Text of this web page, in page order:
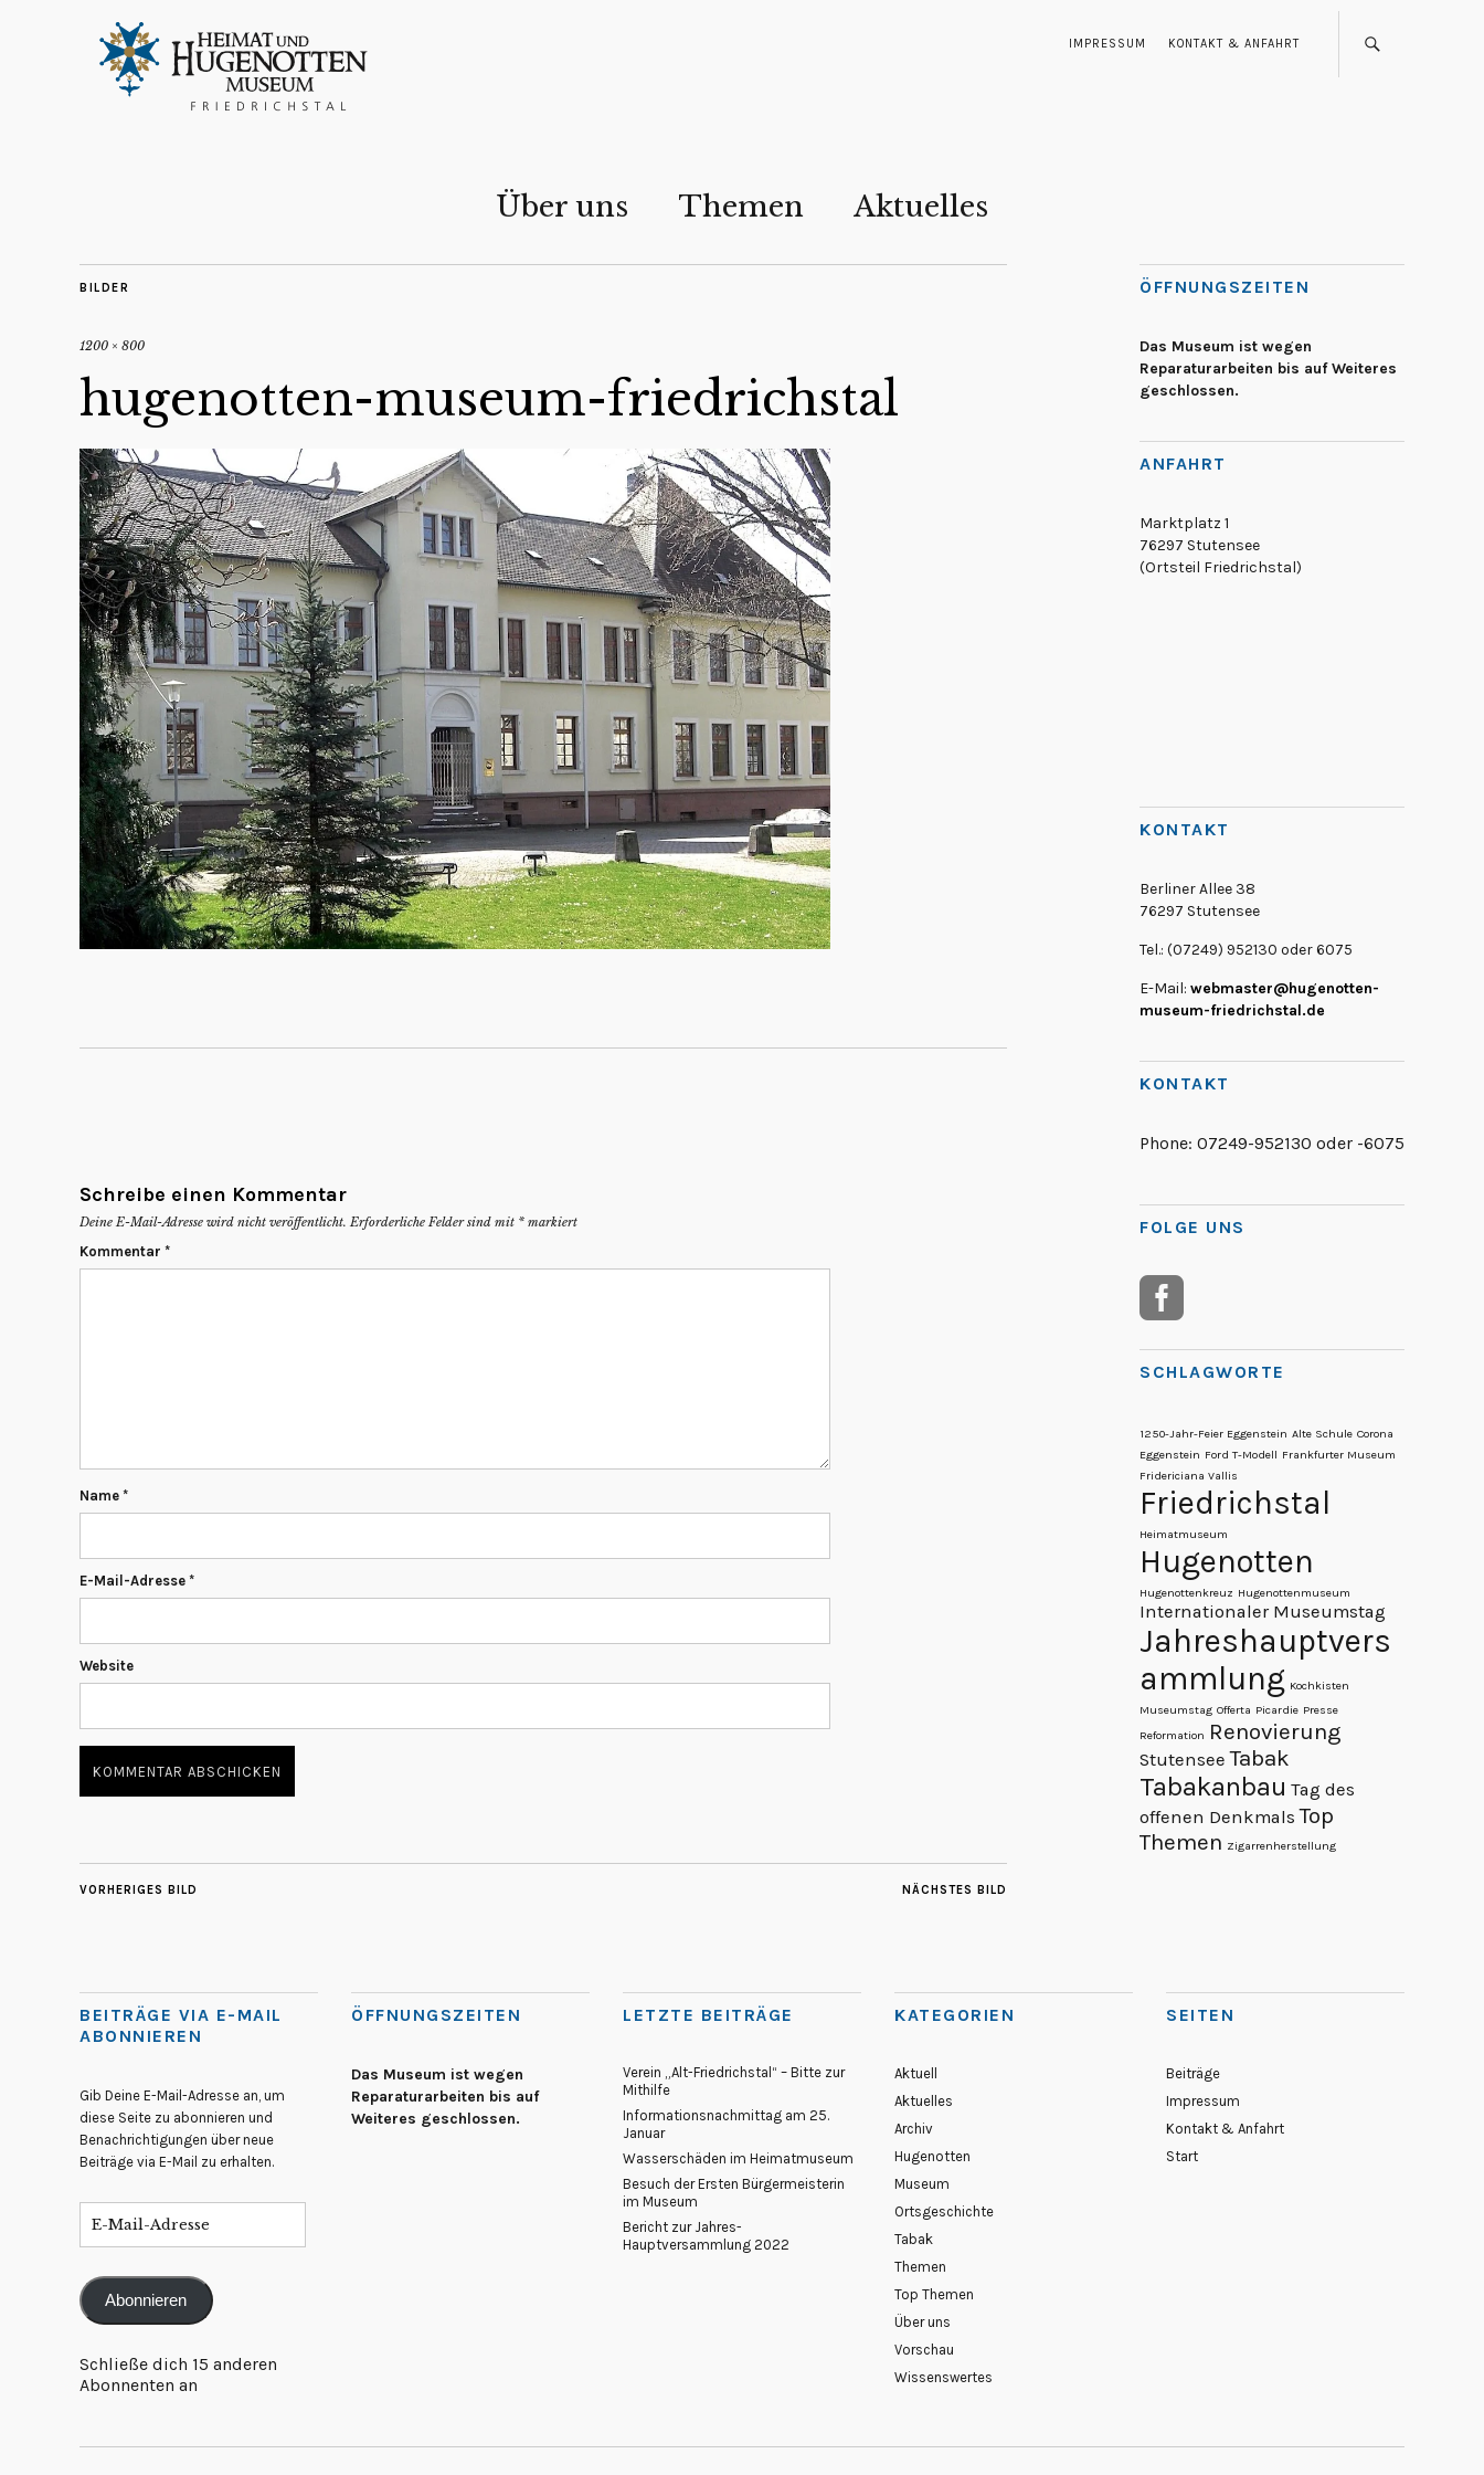
IMPRESSUM KONTAKT & ANFAHRT
Über uns Themen Aktuelles
BILDER
1200 × 800
hugenotten-museum-friedrichstal
Schreibe einen Kommentar
Deine E-Mail-Adresse wird nicht veröffentlicht. Erforderliche Felder sind mit * markiert
Kommentar *
Name *
E-Mail-Adresse *
Website
NÄCHSTES BILD
VORHERIGES BILD
ÖFFNUNGSZEITEN
Das Museum ist wegen
Reparaturarbeiten bis auf Weiteres
geschlossen.
ANFAHRT
Marktplatz 1
76297 Stutensee
(Ortsteil Friedrichstal)
KONTAKT
Berliner Allee 38
76297 Stutensee
Tel.: (07249) 952130 oder 6075
E-Mail: webmaster@hugenotten-
museum-friedrichstal.de
KONTAKT
Phone: 07249-952130 oder -6075
FOLGE UNS
SCHLAGWORTE
1250-Jahr-Feier Eggenstein Alte Schule Corona
Eggenstein Ford T-Modell Frankfurter Museum
Fridericiana Vallis
Friedrichstal
Heimatmuseum
Hugenotten
Hugenottenkreuz Hugenottenmuseum
Internationaler Museumstag
Jahreshauptvers
ammlung Kochkisten
Museumstag Offerta Picardie Presse
Reformation Renovierung
Stutensee Tabak
Tabakanbau Tag des
offenen Denkmals Top
Themen Zigarrenherstellung
BEITRÄGE VIA E-MAIL
ABONNIEREN
Gib Deine E-Mail-Adresse an, um
diese Seite zu abonnieren und
Benachrichtigungen über neue
Beiträge via E-Mail zu erhalten.
Abonnieren
Schließe dich 15 anderen
Abonnenten an
ÖFFNUNGSZEITEN
Das Museum ist wegen
Reparaturarbeiten bis auf
Weiteres geschlossen.
LETZTE BEITRÄGE
Verein „Alt-Friedrichstal“ – Bitte zur
Mithilfe
Informationsnachmittag am 25.
Januar
Wasserschäden im Heimatmuseum
Besuch der Ersten Bürgermeisterin
im Museum
Bericht zur Jahres-
Hauptversammlung 2022
KATEGORIEN
Aktuell
Aktuelles
Archiv
Hugenotten
Museum
Ortsgeschichte
Tabak
Themen
Top Themen
Über uns
Vorschau
Wissenswertes
SEITEN
Beiträge
Impressum
Kontakt & Anfahrt
Start